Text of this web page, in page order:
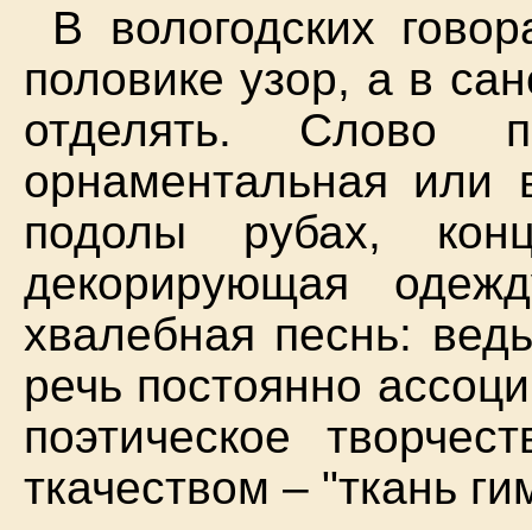
В вологодских
половике узор, а в
отделять. Слово
орнаментальная
подолы рубах,
декорирующая
хвалебная песнь:
речь постоянно
поэтическое
ткачеством – "ткань